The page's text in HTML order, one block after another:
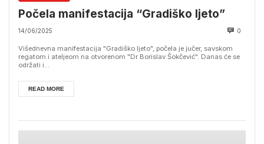
Počela manifestacija “Gradiško ljeto”
14/06/2025 0
Višednevna manifestacija "Gradiško ljeto", počela je jučer, savskom
regatom i ateljeom na otvorenom "Dr Borislav Šokčević". Danas će se
održati i...
READ MORE